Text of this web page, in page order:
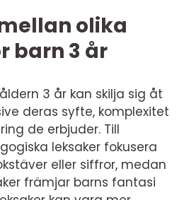
olika
barn 3 år
3 år kan skilja sig åt
deras syfte, komplexitet
de erbjuder. Till
leksaker fokusera
eller siffror, medan
främjar barns fantasi